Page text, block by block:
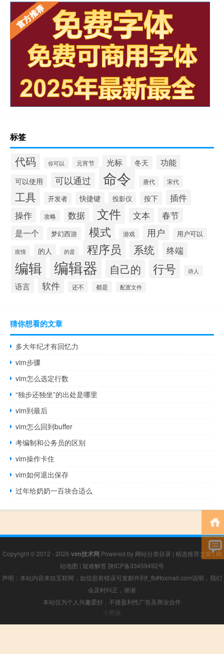
标签
代码 你可以 元宵节 光标 冬天 功能
可以使用 可以通过 命令 唐代 宋代
工具 开发者 快捷键 投影仪 按下 插件
操作 攻略 数据 文件 文本 春节
是一个 梦幻西游 模式 游戏 用户 用户可以
疫情 的人 的是 程序员 系统 终端
编辑 编辑器 自己的 行号 诗人
语言 软件 还不 都是 配置文件
猜你想看的文章
多大年纪才有回忆力
vim步骤
vim怎么选定行数
“独步还独坐”的出处是哪里
vim到最后
vim怎么回到buffer
考编制和公务员的区别
vim操作卡住
vim如何退出保存
过年给奶奶一百块合适么
Copyright © 2012 - 2026 vim技术网 Powered by 网站分类目录 | 精选推荐文章|网
站地图 | 疑难解答 陕ICP备33459492号
声明：本站内容来自互联网，如信息有错误可发邮件到f_fb#foxmail.com说明，我们
会及时纠正，谢谢
本站仅为个人兴趣爱好，不接盈利性广告及商业合作
小男孩